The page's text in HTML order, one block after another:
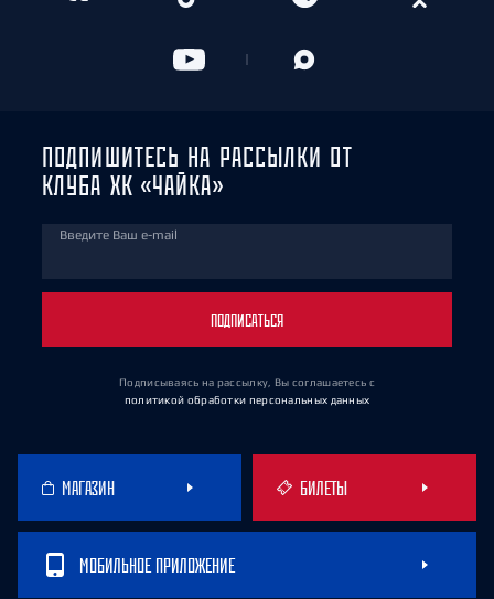
ПОДПИШИТЕСЬ НА РАССЫЛКИ ОТ
КЛУБА ХК «ЧАЙКА»
Введите Ваш e-mail
ПОДПИСАТЬСЯ
Подписываясь на рассылку, Вы соглашаетесь с
политикой обработки персональных данных
МАГАЗИН БИЛЕТЫ
МОБИЛЬНОЕ ПРИЛОЖЕНИЕ